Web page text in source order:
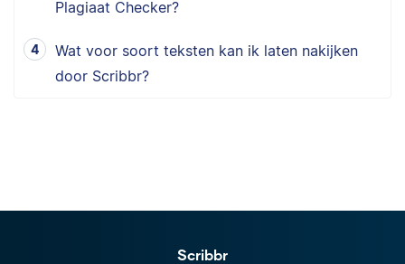
Plagiaat Checker?
Wat voor soort teksten kan ik laten nakijken
door Scribbr?
Scribbr